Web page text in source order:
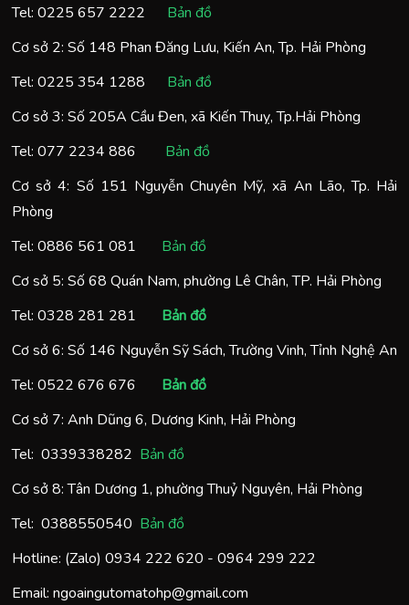
Tel: 0225 657 2222
Bản đồ
Cơ sở 2: Số 148 Phan Đăng Lưu, Kiến An, Tp. Hải Phòng
Tel: 0225 354 1288
Bản đồ
Cơ sở 3: Số 205A Cầu Đen, xã Kiến Thuỵ, Tp.Hải Phòng
Tel: 077 2234 886
Bản đồ
Cơ sở 4: Số 151 Nguyễn Chuyên Mỹ, xã An Lão, Tp. Hải
Phòng
Tel: 0886 561 081
Bản đồ
Cơ sở 5: Số 68 Quán Nam, phường Lê Chân, TP. Hải Phòng
Tel: 0328 281 281
Bản đồ
Cơ sở 6: Số 146 Nguyễn Sỹ Sách, Trường Vinh, Tỉnh Nghệ An
Tel: 0522 676 676
Bản đồ
Cơ sở 7: Anh Dũng 6, Dương Kinh, Hải Phòng
Tel: 0339338282 Bản đồ
Cơ sở 8: Tân Dương 1, phường Thuỷ Nguyên, Hải Phòng
Tel: 0388550540 Bản đồ
Hotline: (Zalo) 0934 222 620 - 0964 299 222
Email: ngoaingutomatohp@gmail.com